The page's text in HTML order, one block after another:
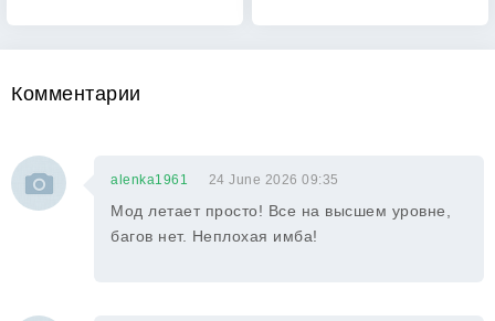
Комментарии
alenka1961 24 June 2026 09:35
Мод летает просто! Все на высшем уровне,
багов нет. Неплохая имба!